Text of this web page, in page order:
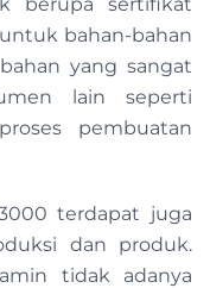
bahan-bahan
yang sangat
lain seperti
pembuatan
terdapat juga
dan produk.
tidak adanya